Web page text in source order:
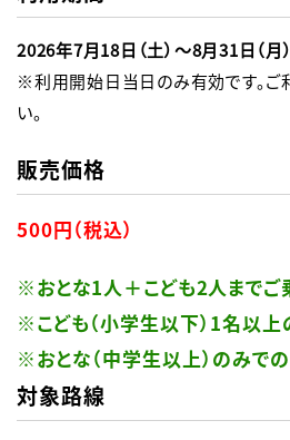
2026年7月18日（土）～8月31日（月）
※利用開始日当日のみ有効です。ご
い。
販売価格
500円（税込）
※おとな1人＋こども2人までご
※こども（小学生以下）1名以上
※おとな（中学生以上）のみで
対象路線